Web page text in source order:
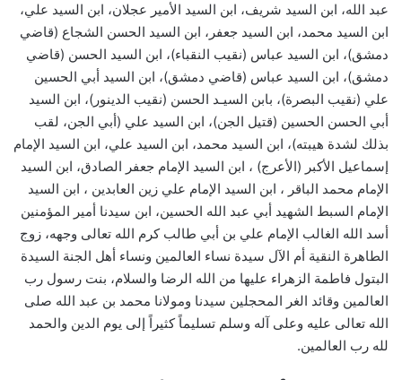
عبد الله، ابن السيد شريف، ابن السيد الأمير عجلان، ابن السيد علي،
ابن السيد محمد، ابن السيد جعفر، ابن السيد الحسن الشجاع (قاضي
دمشق)، ابن السيد عباس (نقيب النقباء)، ابن السيد الحسن (قاضي
دمشق)، ابن السيد عباس (قاضي دمشق)، ابن السيد أبي الحسين
علي (نقيب البصرة)، بابن السيـد الحسن (نقيب الدينور)، ابن السيد
أبي الحسن الحسين (قتيل الجن)، ابن السيد علي (أبي الجن، لقب
بذلك لشدة هيبته)، ابن السيد محمد، ابن السيد علي، ابن السيد الإمام
إسماعيل الأكبر (الأعرج) ، ابن السيد الإمام جعفر الصادق، ابن السيد
الإمام محمد الباقر ، ابن السيد الإمام علي زين العابدين ، ابن السيد
الإمام السبط الشهيد أبي عبد الله الحسين، ابن سيدنا أمير المؤمنين
أسد الله الغالب الإمام علي بن أبي طالب كرم الله تعالى وجهه، زوج
الطاهرة النقية أم الآل سيدة نساء العالمين ونساء أهل الجنة السيدة
البتول فاطمة الزهراء عليها من الله الرضا والسلام، بنت رسول رب
العالمين وقائد الغر المحجلين سيدنا ومولانا محمد بن عبد الله صلى
الله تعالى عليه وعلى آله وسلم تسليماً كثيراً إلى يوم الدين والحمد
لله رب العالمين.